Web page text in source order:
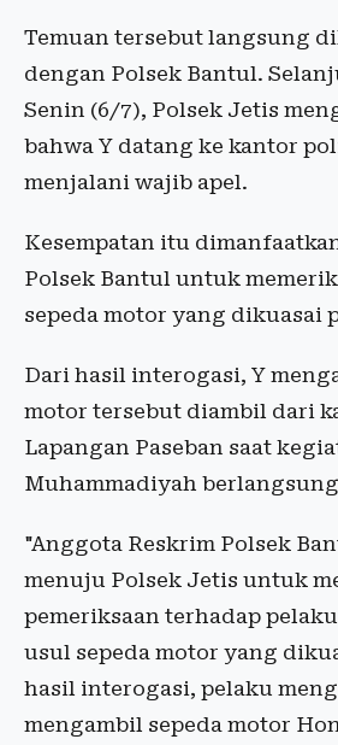
Temuan tersebut langsung
dengan Polsek Bantul.
Senin (6/7), Polsek Jetis
bahwa Y datang ke kantor
menjalani wajib apel.
Kesempatan itu
Polsek Bantul untuk
sepeda motor yang dikuasai
Dari hasil interogasi, Y
motor tersebut diambil dari
Lapangan Paseban saat
Muhammadiyah
"Anggota Reskrim Polsek
menuju Polsek Jetis untuk
pemeriksaan terhadap
usul sepeda motor yang
hasil interogasi, pelaku
mengambil sepeda motor